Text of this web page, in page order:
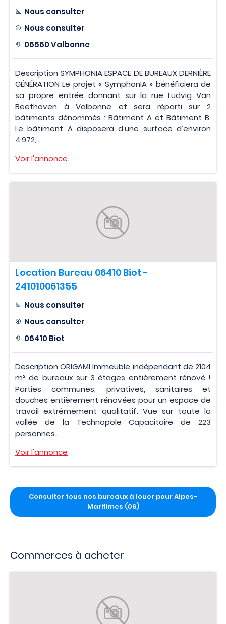
Nous consulter
Nous consulter
06560 Valbonne
Description SYMPHONIA ESPACE DE BUREAUX DERNIÈRE
GÉNÉRATION Le projet « SymphonIA » bénéficiera de
sa propre entrée donnant sur la rue Ludvig Van
Beethoven à Valbonne et sera réparti sur 2
bâtiments dénommés : Bâtiment A et Bâtiment B.
Le bâtiment A disposera d’une surface d’environ
4.972,...
Voir l'annonce
Location Bureau 06410 Biot -
241010061355
Nous consulter
Nous consulter
06410 Biot
Description ORIGAMI Immeuble indépendant de 2104
m² de bureaux sur 3 étages entièrement rénové !
Parties communes, privatives, sanitaires et
douches entièrement rénovées pour un espace de
travail extrêmement qualitatif. Vue sur toute la
vallée de la Technopole Capacitaire de 223
personnes...
Voir l'annonce
Consulter tous nos bureaux à louer pour Alpes-
Maritimes (06)
Commerces à acheter